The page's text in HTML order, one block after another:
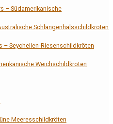
– Südamerikanische
Schlangenhalsschildkröten
– Seychellen-Riesenschildkröten
Weichschildkröten
Meeresschildkröten